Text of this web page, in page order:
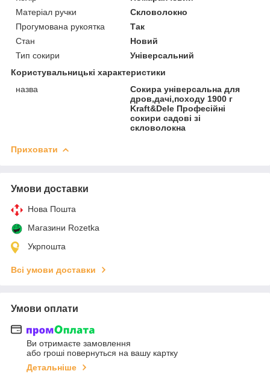
Матеріал ручки
Скловолокно
Прогумована рукоятка
Так
Стан
Новий
Тип сокири
Універсальний
Користувальницькі характеристики
назва
Сокира універсальна для
дров,дачі,походу 1900 г
Kraft&Dele Професійні
сокири садові зі
скловолокна
Приховати
Умови доставки
Нова Пошта
Магазини Rozetka
Укрпошта
Всі умови доставки
Умови оплати
Ви отримаєте замовлення
або гроші повернуться на вашу картку
Детальніше